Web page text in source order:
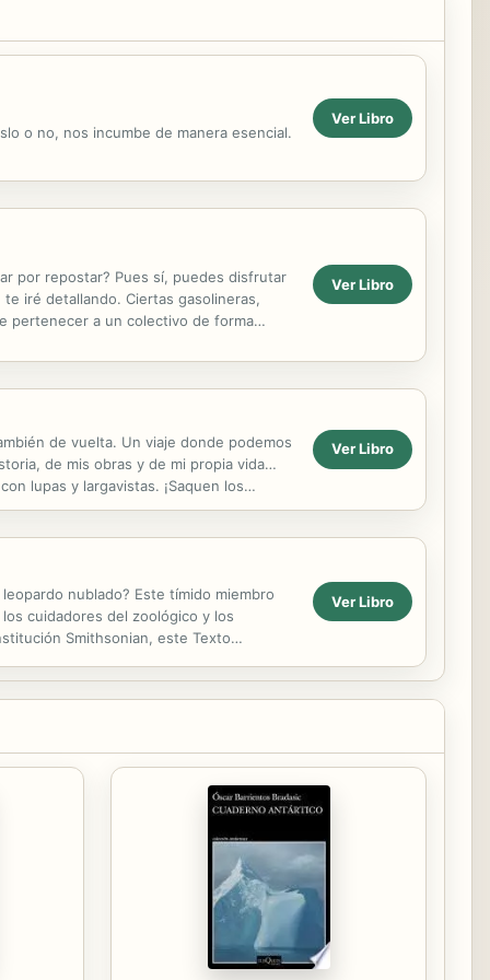
o no, nos incumbe de manera esencial.
Ver Libro
por repostar? Pues sí, puedes disfrutar
iré detallando. Ciertas gasolineras,
pertenecer a un colectivo de forma
Ver Libro
de vuelta. Un viaje donde podemos
de mis obras y de mi propia vida…
lupas y largavistas. ¡Saquen los
Ver Libro
nublado? Este tímido miembro
cuidadores del zoológico y los
Smithsonian, este Texto
Ver Libro